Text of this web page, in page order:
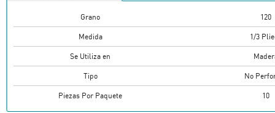
Grano 120
Medida 1/3
Se Utiliza en
Tipo No
Piezas Por Paquete 10